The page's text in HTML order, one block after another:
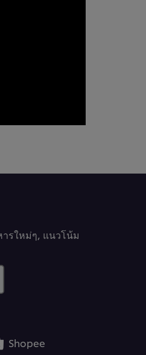
รใหม่ๆ, แนวโน้ม
Shopee